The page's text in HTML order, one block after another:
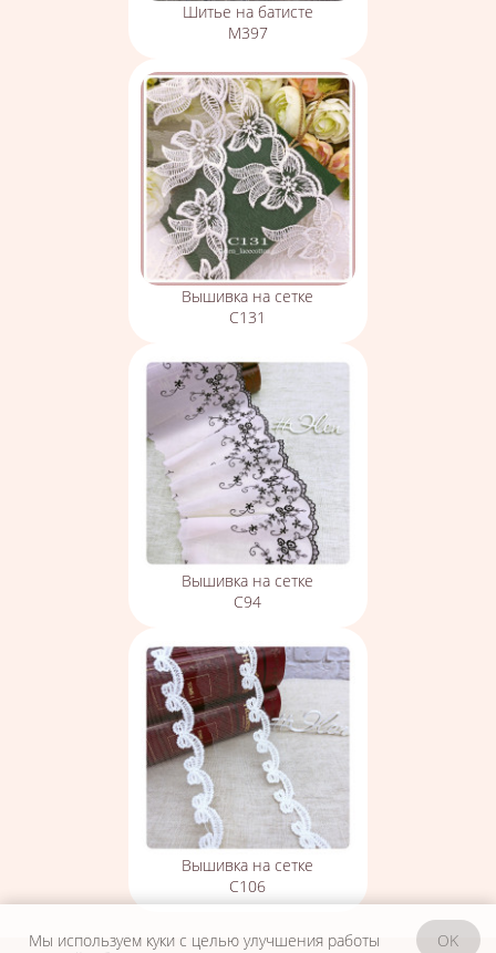
Шитье на батисте
М397
Вышивка на сетке
С131
Вышивка на сетке
С94
Вышивка на сетке
С106
Мы используем куки с целью улучшения работы
OK